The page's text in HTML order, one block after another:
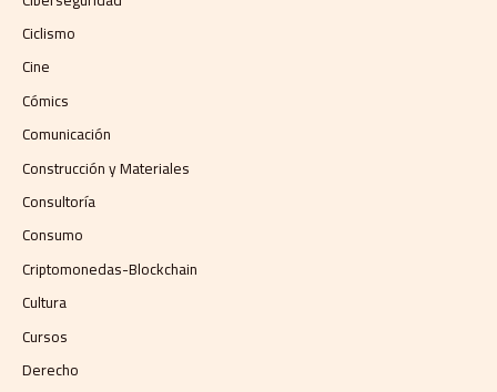
Ciclismo
Cine
Cómics
Comunicación
Construcción y Materiales
Consultoría
Consumo
Criptomonedas-Blockchain
Cultura
Cursos
Derecho